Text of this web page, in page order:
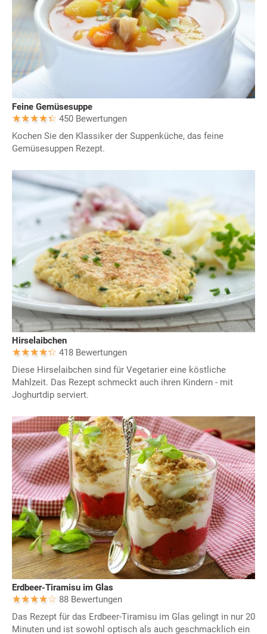
Feine Gemüsesuppe
450 Bewertungen
Kochen Sie den Klassiker der Suppenküche, das feine
Gemüsesuppen Rezept.
Hirselaibchen
418 Bewertungen
Diese Hirselaibchen sind für Vegetarier eine köstliche
Mahlzeit. Das Rezept schmeckt auch ihren Kindern - mit
Joghurtdip serviert.
Erdbeer-Tiramisu im Glas
88 Bewertungen
Das Rezept für das Erdbeer-Tiramisu im Glas gelingt in nur 20
Minuten und ist sowohl optisch als auch geschmacklich ein